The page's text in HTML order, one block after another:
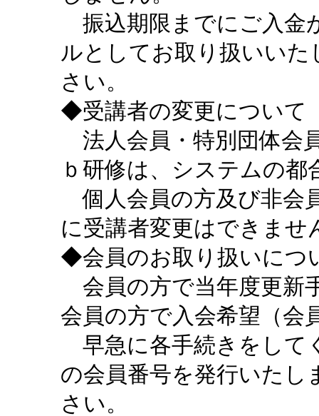
振込期限までにご入金
ルとしてお取り扱いい
さい。
◆受講者の変更について
法人会員・特別団体会
ｂ研修は、システムの
個人会員の方及び非会
に受講者変更はできませ
◆会員のお取り扱いにつ
会員の方で当年度更新
会員の方で入会希望（会
早急に各手続きをして
の会員番号を発行いたし
さい。